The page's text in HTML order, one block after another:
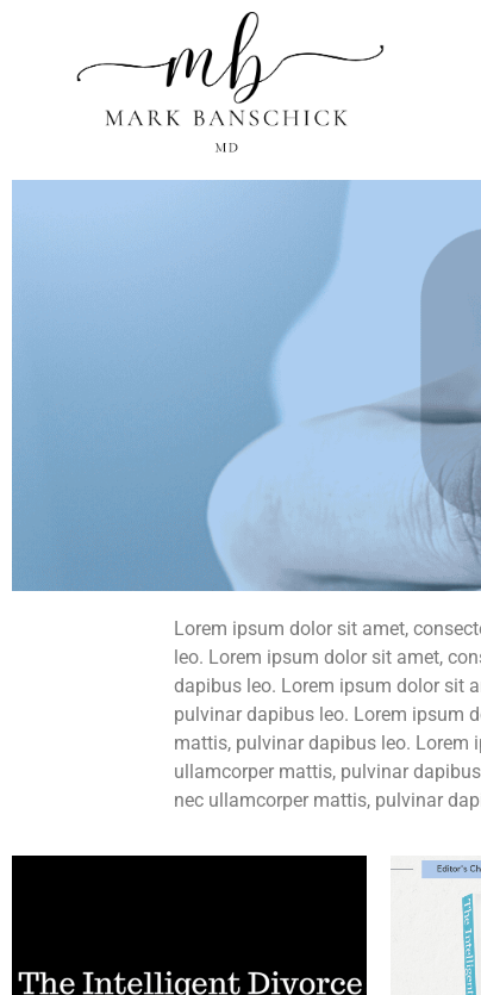
Lorem ipsum dolor sit amet,
leo. Lorem ipsum dolor sit amet,
dapibus leo. Lorem ipsum dolor sit
pulvinar dapibus leo. Lorem ipsum
mattis, pulvinar dapibus leo. Lorem
ullamcorper mattis, pulvinar
nec ullamcorper mattis, pulvinar